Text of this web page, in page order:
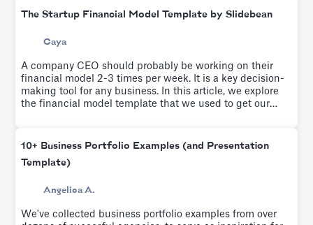
The Startup Financial Model Template by Slidebean
Caya
A company CEO should probably be working on their
financial model 2-3 times per week. It is a key decision-
making tool for any business. In this article, we explore
the financial model template that we used to get our
10+ Business Portfolio Examples (and Presentation
Template)
Angelica A.
We've collected business portfolio examples from over